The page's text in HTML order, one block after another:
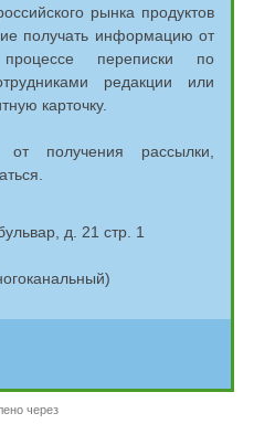
рынка продуктов
получать информацию от
переписки по
редакции или
карточку.
от получения рассылки,
д. 21 стр. 1
через